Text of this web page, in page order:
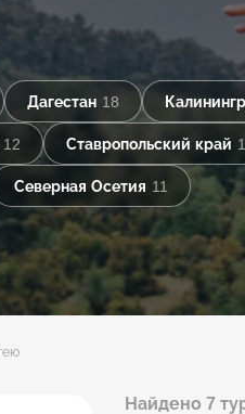
Дагестан 18
12 Ставропольский край
Северная Осетия 11
Найдено 7